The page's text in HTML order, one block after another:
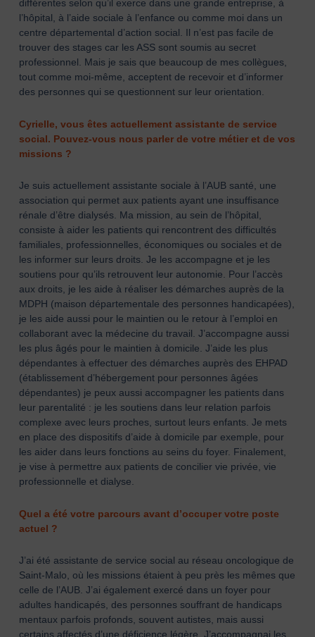
différentes selon qu’il exerce dans une grande entreprise, à
l’hôpital, à l’aide sociale à l’enfance ou comme moi dans un
centre départemental d’action social. Il n’est pas facile de
trouver des stages car les ASS sont soumis au secret
professionnel. Mais je sais que beaucoup de mes collègues,
tout comme moi-même, acceptent de recevoir et d’informer
des personnes qui se questionnent sur leur orientation.
Cyrielle, vous êtes actuellement assistante de service
social. Pouvez-vous nous parler de votre métier et de vos
missions ?
Je suis actuellement assistante sociale à l’AUB santé, une
association qui permet aux patients ayant une insuffisance
rénale d’être dialysés. Ma mission, au sein de l’hôpital,
consiste à aider les patients qui rencontrent des difficultés
familiales, professionnelles, économiques ou sociales et de
les informer sur leurs droits. Je les accompagne et je les
soutiens pour qu’ils retrouvent leur autonomie. Pour l’accès
aux droits, je les aide à réaliser les démarches auprès de la
MDPH (maison départementale des personnes handicapées),
je les aide aussi pour le maintien ou le retour à l’emploi en
collaborant avec la médecine du travail. J’accompagne aussi
les plus âgés pour le maintien à domicile. J’aide les plus
dépendantes à effectuer des démarches auprès des EHPAD
(établissement d’hébergement pour personnes âgées
dépendantes) je peux aussi accompagner les patients dans
leur parentalité : je les soutiens dans leur relation parfois
complexe avec leurs proches, surtout leurs enfants. Je mets
en place des dispositifs d’aide à domicile par exemple, pour
les aider dans leurs fonctions au seins du foyer. Finalement,
je vise à permettre aux patients de concilier vie privée, vie
professionnelle et dialyse.
Quel a été votre parcours avant d’occuper votre poste
actuel ?
J’ai été assistante de service social au réseau oncologique de
Saint-Malo, où les missions étaient à peu près les mêmes que
celle de l’AUB. J’ai également exercé dans un foyer pour
adultes handicapés, des personnes souffrant de handicaps
mentaux parfois profonds, souvent autistes, mais aussi
certains affectés d’une déficience légère. J’accompagnai les